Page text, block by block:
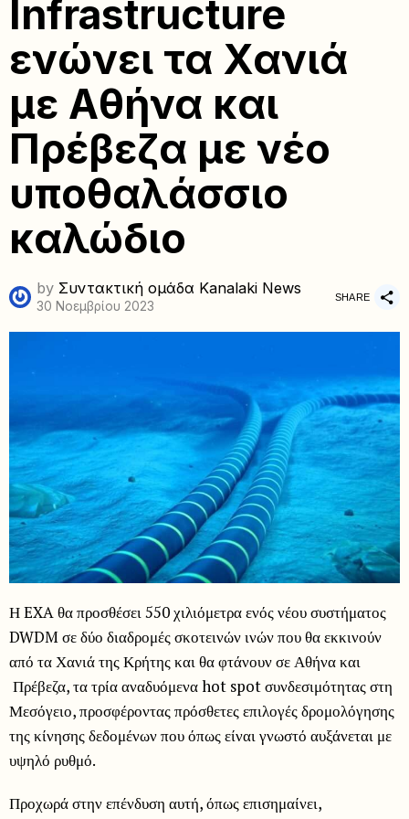
Infrastructure
ενώνει τα Χανιά
με Αθήνα και
Πρέβεζα με νέο
υποθαλάσσιο
καλώδιο
by Συντακτική ομάδα Kanalaki News
30 Νοεμβρίου 2023
SHARE
Η EXA θα προσθέσει 550 χιλιόμετρα ενός νέου συστήματος
DWDM σε δύο διαδρομές σκοτεινών ινών που θα εκκινούν
από τα Χανιά της Κρήτης και θα φτάνουν σε Αθήνα και
Πρέβεζα, τα τρία αναδυόμενα hot spot συνδεσιμότητας στη
Μεσόγειο, προσφέροντας πρόσθετες επιλογές δρομολόγησης
της κίνησης δεδομένων που όπως είναι γνωστό αυξάνεται με
υψηλό ρυθμό.
Προχωρά στην επένδυση αυτή, όπως επισημαίνει,